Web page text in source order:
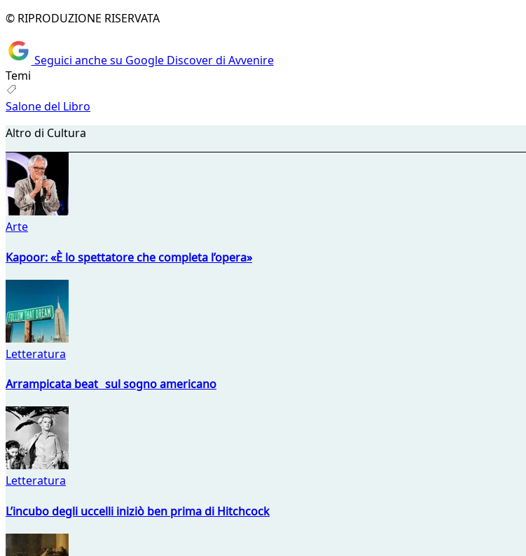
© RIPRODUZIONE RISERVATA
Seguici anche su Google Discover di Avvenire
Temi
Salone del Libro
Altro di Cultura
Arte
Kapoor: «È lo spettatore che completa l’opera»
Letteratura
Arrampicata beat sul sogno americano
Letteratura
L’incubo degli uccelli iniziò ben prima di Hitchcock